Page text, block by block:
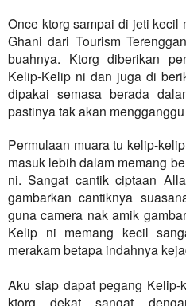
Once ktorg sampai di jeti kecil
Ghani dari Tourism
buahnya. Ktorg diberikan
Kelip-Kelip ni dan juga di
dipakai semasa berada
pastinya tak akan
Permulaan muara tu kelip-
masuk lebih dalam memang
ni. Sangat cantik ciptaan
gambarkan cantiknya
guna camera nak amik
Kelip ni memang kecil
merakam betapa indahnya
Aku siap dapat pegang
ktorg dekat sangat